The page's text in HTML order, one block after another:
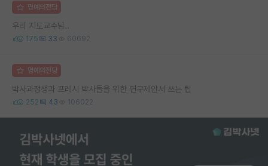
명예의전당
우리 지도교수님..
175 33 60692
명예의전당
박사과정생과 프레시 박사들을 위한 연구제안서 쓰는 팁
252 43 106022